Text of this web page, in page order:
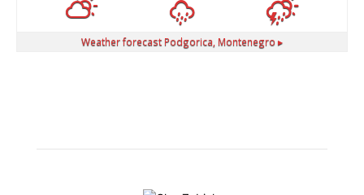
Weather forecast Podgorica, Montenegro ▸